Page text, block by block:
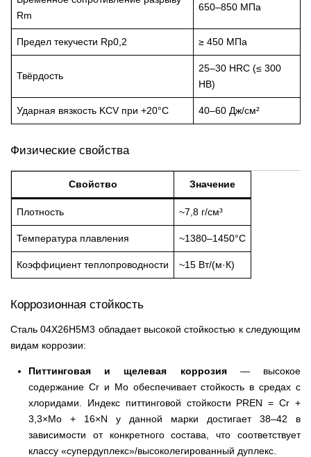
Rm
650–850 МПа
Предел текучести Rp0,2 ≥ 450 МПа
Твёрдость
25–30 HRC (≤ 300
HB)
Ударная вязкость KCV при +20°C 40–60 Дж/см²
Физические свойства
Свойство Значение
Плотность ~7,8 г/см³
Температура плавления ~1380–1450°C
Коэффициент теплопроводности ~15 Вт/(м·К)
Коррозионная стойкость
Сталь 04Х26Н5М3 обладает высокой стойкостью к следующим
видам коррозии:
Питтинговая и щелевая коррозия— высокое
содержание Cr и Mo обеспечивает стойкость в средах с
хлоридами. Индекс питтинговой стойкости PREN = Cr +
3,3×Mo + 16×N у данной марки достигает 38–42 в
зависимости от конкретного состава, что соответствует
классу «супердуплекс»/высоколегированный дуплекс.